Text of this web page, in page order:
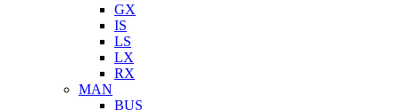
GX
IS
LS
LX
RX
MAN
BUS